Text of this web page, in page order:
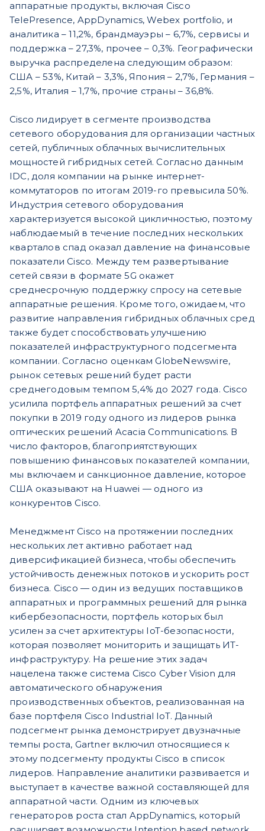
аппаратные продукты, включая Cisco
TelePresence, AppDynamics, Webex portfolio, и
аналитика – 11,2%, брандмауэры – 6,7%, сервисы и
поддержка – 27,3%, прочее – 0,3%. Географически
выручка распределена следующим образом:
США – 53%, Китай – 3,3%, Япония – 2,7%, Германия –
2,5%, Италия – 1,7%, прочие страны – 36,8%.
Cisco лидирует в сегменте производства
сетевого оборудования для организации частных
сетей, публичных облачных вычислительных
мощностей гибридных сетей. Согласно данным
IDC, доля компании на рынке интернет-
коммутаторов по итогам 2019-го превысила 50%.
Индустрия сетевого оборудования
характеризуется высокой цикличностью, поэтому
наблюдаемый в течение последних нескольких
кварталов спад оказал давление на финансовые
показатели Cisco. Между тем развертывание
сетей связи в формате 5G окажет
среднесрочную поддержку спросу на сетевые
аппаратные решения. Кроме того, ожидаем, что
развитие направления гибридных облачных сред
также будет способствовать улучшению
показателей инфраструктурного подсегмента
компании. Согласно оценкам GlobeNewswire,
рынок сетевых решений будет расти
среднегодовым темпом 5,4% до 2027 года. Cisco
усилила портфель аппаратных решений за счет
покупки в 2019 году одного из лидеров рынка
оптических решений Acacia Communications. В
число факторов, благоприятствующих
повышению финансовых показателей компании,
мы включаем и санкционное давление, которое
США оказывают на Huawei — одного из
конкурентов Cisco.
Менеджмент Cisco на протяжении последних
нескольких лет активно работает над
диверсификацией бизнеса, чтобы обеспечить
устойчивость денежных потоков и ускорить рост
бизнеса. Cisco — один из ведущих поставщиков
аппаратных и программных решений для рынка
кибербезопасности, портфель которых был
усилен за счет архитектуры IoT-безопасности,
которая позволяет мониторить и защищать ИТ-
инфраструктуру. На решение этих задач
нацелена также система Cisco Cyber Vision для
автоматического обнаружения
производственных объектов, реализованная на
базе портфеля Cisco Industrial IoT. Данный
подсегмент рынка демонстрирует двузначные
темпы роста, Gartner включил относящиеся к
этому подсегменту продукты Cisco в список
лидеров. Направление аналитики развивается и
выступает в качестве важной составляющей для
аппаратной части. Одним из ключевых
генераторов роста стал AppDynamics, который